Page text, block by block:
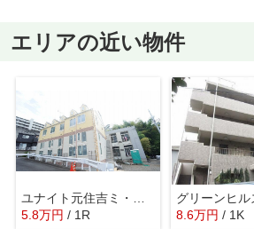
エリアの近い物件
5.8万円 / 1R
グリーンヒル
8.6万円 / 1K